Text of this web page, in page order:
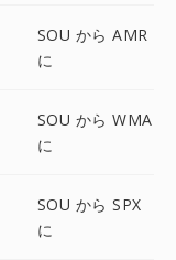
SOU から AMR
に
SOU から WMA
に
SOU から SPX
に